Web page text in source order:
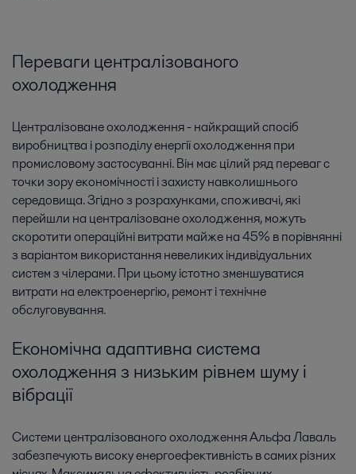
Переваги централізованого
охолодження
Централізоване охолодження - найкращий спосіб
виробництва і розподілу енергії охолодження при
промисловому застосуванні. Він має цілий ряд переваг c
точки зору економічності і захисту навколишнього
середовища. Згідно з розрахунками, споживачі, які
перейшли на централізоване охолодження, можуть
скоротити операційні витрати майже на 45% в порівнянні
з варіантом використання невеликих індивідуальних
систем з чілерами. При цьому істотно зменшуватися
витрати на електроенергію, ремонт і технічне
обслуговування.
Економічна адаптивна система
охолодження з низьким рівнем шуму і
вібрації
Системи централізованого охолодження Альфа Лаваль
забезпечують високу енергоефективність в самих різних